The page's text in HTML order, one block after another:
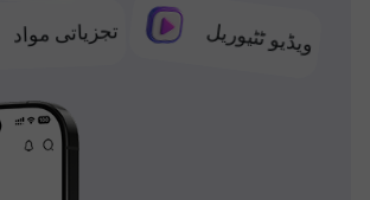
تجزیاتی مواد ویڈیو ٹٹیوریل